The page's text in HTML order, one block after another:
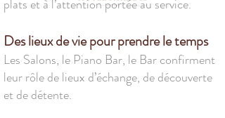
plats et à l’attention portée au service.
Des lieux de vie pour prendre le temps
Les Salons, le Piano Bar, le Bar confirment
leur rôle de lieux d’échange, de découverte
et de détente.